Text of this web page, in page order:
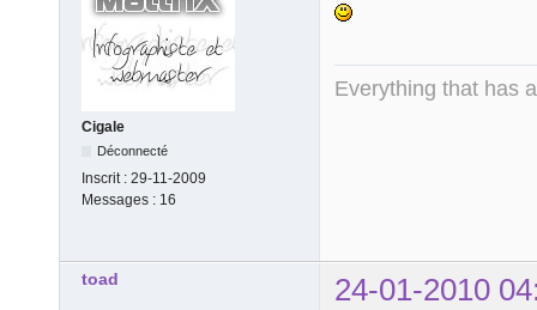
Cigale
Déconnecté
Inscrit : 29-11-2009
Messages : 16
Everything that has
toad 24-01-2010